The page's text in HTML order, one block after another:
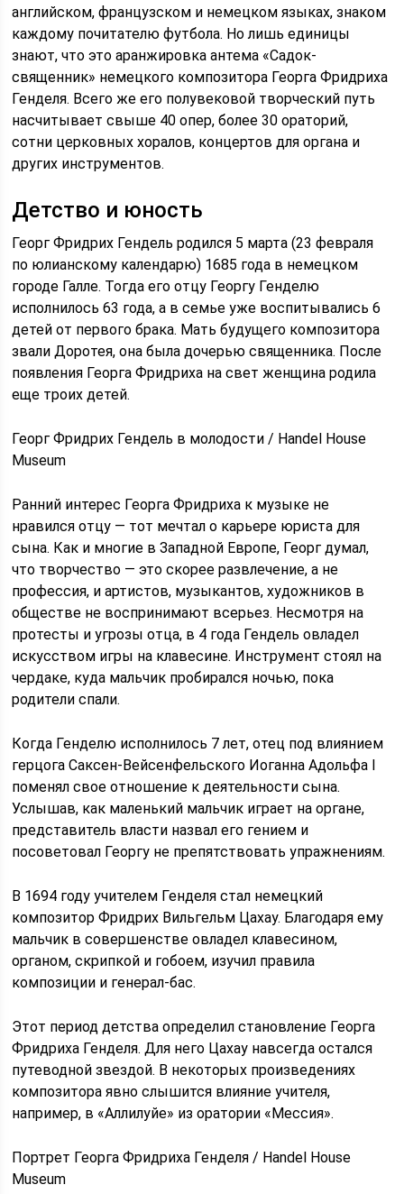
английском, французском и немецком языках, знаком
каждому почитателю футбола. Но лишь единицы
знают, что это аранжировка антема «Садок-
священник» немецкого композитора Георга Фридриха
Генделя. Всего же его полувековой творческий путь
насчитывает свыше 40 опер, более 30 ораторий,
сотни церковных хоралов, концертов для органа и
других инструментов.
Детство и юность
Георг Фридрих Гендель родился 5 марта (23 февраля
по юлианскому календарю) 1685 года в немецком
городе Галле. Тогда его отцу Георгу Генделю
исполнилось 63 года, а в семье уже воспитывались 6
детей от первого брака. Мать будущего композитора
звали Доротея, она была дочерью священника. После
появления Георга Фридриха на свет женщина родила
еще троих детей.
Георг Фридрих Гендель в молодости / Handel House
Museum
Ранний интерес Георга Фридриха к музыке не
нравился отцу — тот мечтал о карьере юриста для
сына. Как и многие в Западной Европе, Георг думал,
что творчество — это скорее развлечение, а не
профессия, и артистов, музыкантов, художников в
обществе не воспринимают всерьез. Несмотря на
протесты и угрозы отца, в 4 года Гендель овладел
искусством игры на клавесине. Инструмент стоял на
чердаке, куда мальчик пробирался ночью, пока
родители спали.
Когда Генделю исполнилось 7 лет, отец под влиянием
герцога Саксен-Вейсенфельского Иоганна Адольфа I
поменял свое отношение к деятельности сына.
Услышав, как маленький мальчик играет на органе,
представитель власти назвал его гением и
посоветовал Георгу не препятствовать упражнениям.
В 1694 году учителем Генделя стал немецкий
композитор Фридрих Вильгельм Цахау. Благодаря ему
мальчик в совершенстве овладел клавесином,
органом, скрипкой и гобоем, изучил правила
композиции и генерал-бас.
Этот период детства определил становление Георга
Фридриха Генделя. Для него Цахау навсегда остался
путеводной звездой. В некоторых произведениях
композитора явно слышится влияние учителя,
например, в «Аллилуйе» из оратории «Мессия».
Портрет Георга Фридриха Генделя / Handel House
Museum